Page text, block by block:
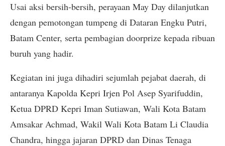
Usai aksi bersih-bersih, perayaan May Day dilanjutkan
dengan pemotongan tumpeng di Dataran Engku Putri,
Batam Center, serta pembagian doorprize kepada ribuan
buruh yang hadir.
Kegiatan ini juga dihadiri sejumlah pejabat daerah, di
antaranya Kapolda Kepri Irjen Pol Asep Syarifuddin,
Ketua DPRD Kepri Iman Sutiawan, Wali Kota Batam
Amsakar Achmad, Wakil Wali Kota Batam Li Claudia
Chandra, hingga jajaran DPRD dan Dinas Tenaga